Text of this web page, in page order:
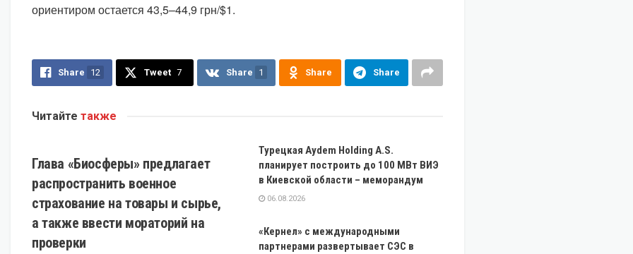
ориентиром остается 43,5–44,9 грн/$1.
Share 12 Tweet 7 Share 1 Share Share
Читайте также
Глава «Биосферы» предлагает
распространить военное
страхование на товары и сырье,
а также ввести мораторий на
проверки
Турецкая Aydem Holding A.S.
планирует построить до 100 МВт ВИЭ
в Киевской области – меморандум
06.08.2026
«Кернел» с международными
партнерами развертывает СЭС в